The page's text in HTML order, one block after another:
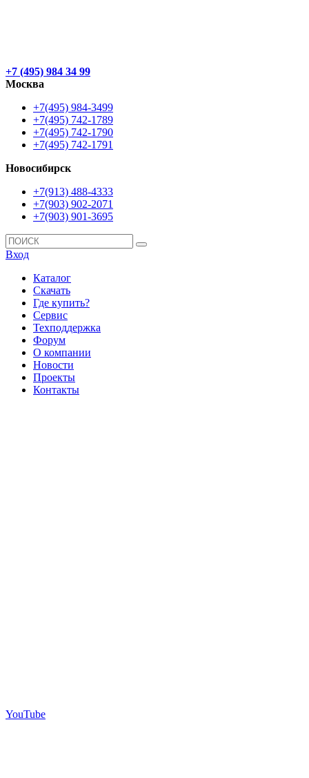
+7 (495) 984 34 99
Москва
+7(495) 984-3499
+7(495) 742-1789
+7(495) 742-1790
+7(495) 742-1791
Новосибирск
+7(913) 488-4333
+7(903) 902-2071
+7(903) 901-3695
Вход
Каталог
Скачать
Где купить?
Сервис
Техподдержка
Форум
О компании
Новости
Проекты
Контакты
YouTube